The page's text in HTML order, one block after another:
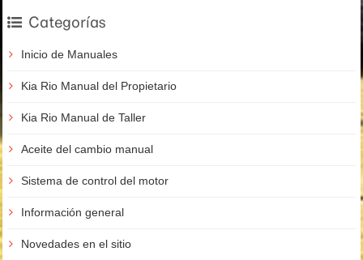
Categorías
Inicio de Manuales
Kia Rio Manual del Propietario
Kia Rio Manual de Taller
Aceite del cambio manual
Sistema de control del motor
Información general
Novedades en el sitio